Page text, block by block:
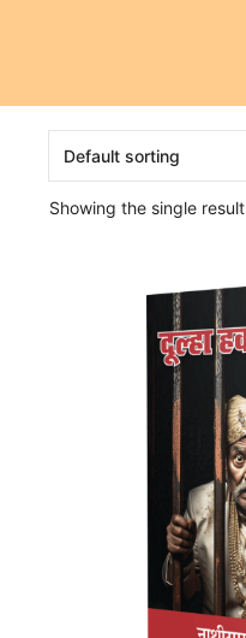
Showing the single result